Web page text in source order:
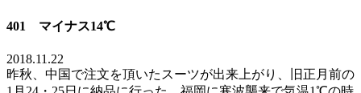
401 マイナス14℃
2018.11.22
昨秋、中国で注文を頂いたスーツが出来上がり、旧正月前の